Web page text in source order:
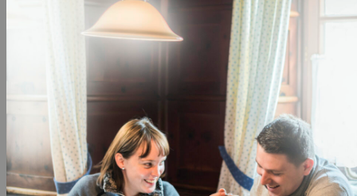
Tisch zu zaubern. Dazu wirst du auch Holz hacken,
Gemüse schnippeln, abschmecken und das Wichtigste:
URIGE EINKEHR
Eingebettet in die stille Landschaft der Valepp im
Spitzungseegebiet, liegt auf 1.053 Metern die
traditionsreicheAlbert-Link-Hütte
. Sie ist
Ausgangspunkt für zahlreiche Wanderungen rund um